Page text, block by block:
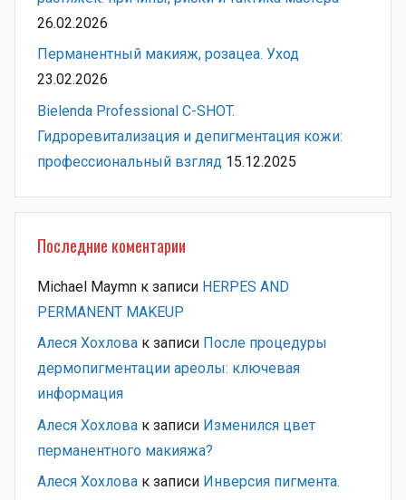
26.02.2026
Перманентный макияж, розацеа. Уход
23.02.2026
Bielenda Professional C-SHOT.
Гидроревитализация и депигментация кожи:
профессиональный взгляд 15.12.2025
Последние коментарии
Michael Maymn к записи HERPES AND
PERMANENT MAKEUP
Алеся Хохлова к записи После процедуры
дермопигментации ареолы: ключевая
информация
Алеся Хохлова к записи Изменился цвет
перманентного макияжа?
Алеся Хохлова к записи Инверсия пигмента.